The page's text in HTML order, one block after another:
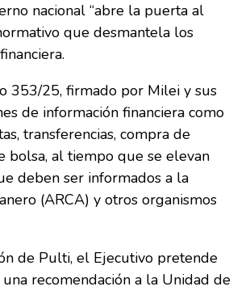
nacional “abre la puerta al
que desmantela los
353/25, firmado por Milei y sus
de información financiera como
transferencias, compra de
bolsa, al tiempo que se elevan
deben ser informados a la
(ARCA) y otros organismos
de Pulti, el Ejecutivo pretende
recomendación a la Unidad de